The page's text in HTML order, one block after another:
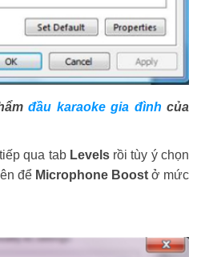
đầu karaoke gia đình của
qua tab Levelsrồi tùy ý chọn
để Microphone Boost ở mức